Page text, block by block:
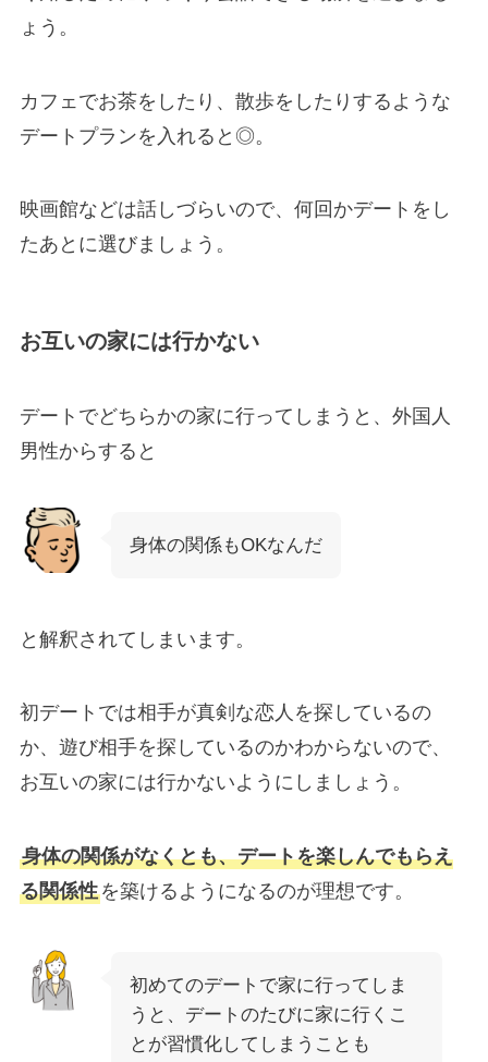
ょう。
カフェでお茶をしたり、散歩をしたりするような
デートプランを入れると◎。
映画館などは話しづらいので、何回かデートをし
たあとに選びましょう。
お互いの家には行かない
デートでどちらかの家に行ってしまうと、外国人
男性からすると
身体の関係もOKなんだ
と解釈されてしまいます。
初デートでは相手が真剣な恋人を探しているの
か、遊び相手を探しているのかわからないので、
お互いの家には行かないようにしましょう。
身体の関係がなくとも、デートを楽しんでもらえ
る関係性を築けるようになるのが理想です。
初めてのデートで家に行ってしま
うと、デートのたびに家に行くこ
とが習慣化してしまうことも